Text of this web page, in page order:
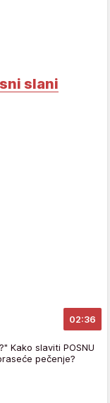
slani
02:36
Kako slaviti POSNU
pečenje?